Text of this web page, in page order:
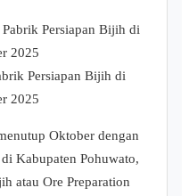
Persiapan Bijih di
2025
Oktober dengan
Kabupaten Pohuwato,
atau Ore Preparation